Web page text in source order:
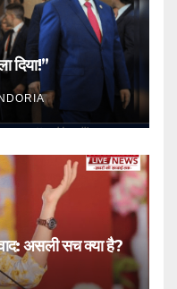
दिया!”
असली सच क्या है?